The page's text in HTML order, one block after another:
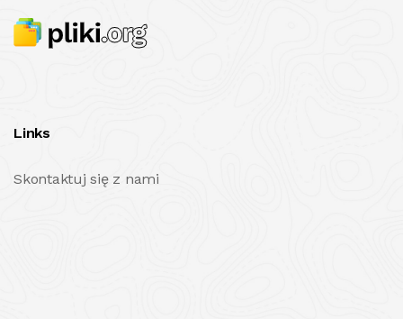
Links
Skontaktuj się z nami